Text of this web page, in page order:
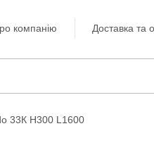
компанію Доставка та
33К H300 L1600